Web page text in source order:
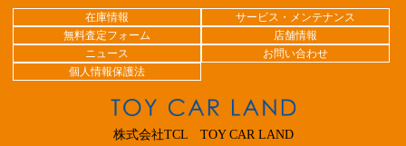
在庫情報
サービス・メンテナンス
無料査定フォーム
店舗情報
ニュース
お問い合わせ
個人情報保護法
株式会社TCL TOY CAR LAND